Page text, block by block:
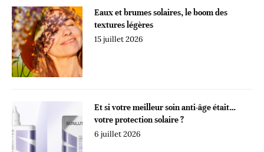
Eaux et brumes solaires, le boom des
textures légères
15 juillet 2026
Et si votre meilleur soin anti-âge était…
votre protection solaire ?
6 juillet 2026